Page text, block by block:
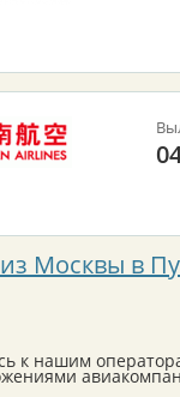
Москвы в
к нашим